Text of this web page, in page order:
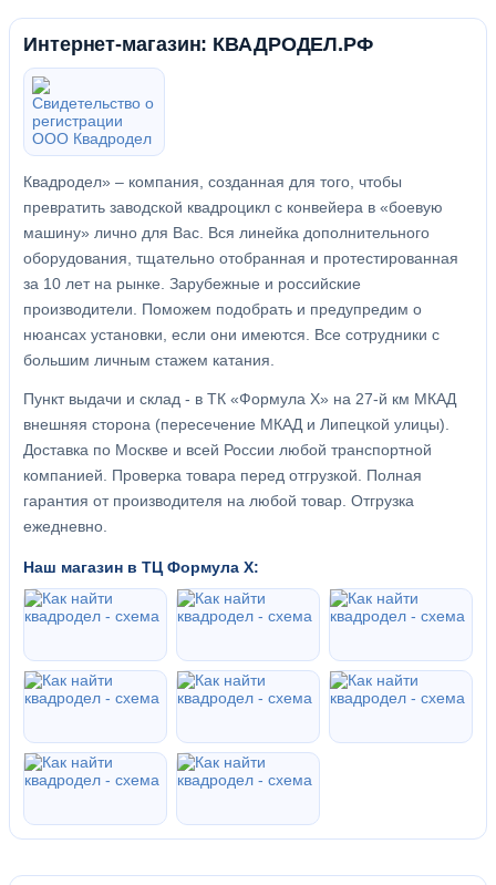
Интернет-магазин: КВАДРОДЕЛ.РФ
Квадродел» – компания, созданная для того, чтобы
превратить заводской квадроцикл с конвейера в «боевую
машину» лично для Вас. Вся линейка дополнительного
оборудования, тщательно отобранная и протестированная
за 10 лет на рынке. Зарубежные и российские
производители. Поможем подобрать и предупредим о
нюансах установки, если они имеются. Все сотрудники с
большим личным стажем катания.
Пункт выдачи и склад - в ТК «Формула X» на 27-й км МКАД
внешняя сторона (пересечение МКАД и Липецкой улицы).
Доставка по Москве и всей России любой транспортной
компанией. Проверка товара перед отгрузкой. Полная
гарантия от производителя на любой товар. Отгрузка
ежедневно.
Наш магазин в ТЦ Формула Х: